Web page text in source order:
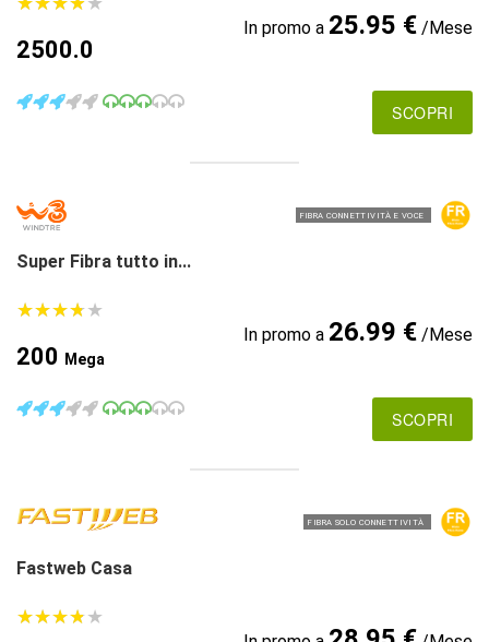
2500.0
In promo a 25.95 €/Mese
SCOPRI
FIBRA CONNETTIVITÀ E VOCE
Super Fibra tutto in...
★★★★★
★★★★★
200 Mega
In promo a 26.99 €/Mese
SCOPRI
FIBRA SOLO CONNETTIVITÀ
Fastweb Casa
★★★★★
★★★★★